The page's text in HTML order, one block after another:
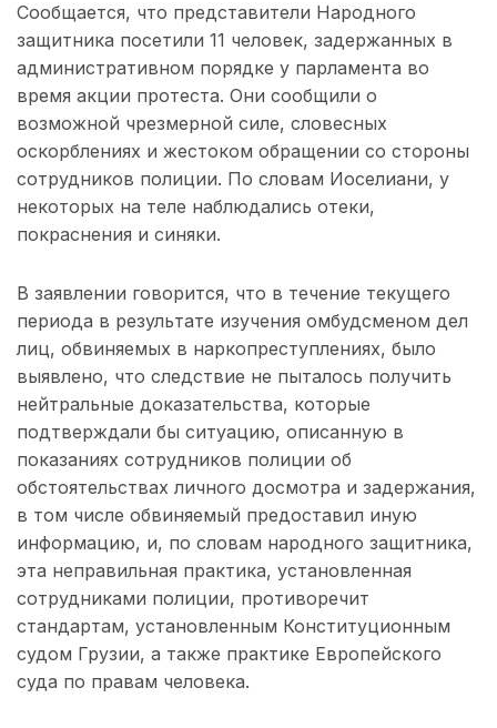
Сообщается, что представители Народного
защитника посетили 11 человек, задержанных в
административном порядке у парламента во
время акции протеста. Они сообщили о
возможной чрезмерной силе, словесных
оскорблениях и жестоком обращении со стороны
сотрудников полиции. По словам Иоселиани, у
некоторых на теле наблюдались отеки,
покраснения и синяки.
В заявлении говорится, что в течение текущего
периода в результате изучения омбудсменом дел
лиц, обвиняемых в наркопреступлениях, было
выявлено, что следствие не пыталось получить
нейтральные доказательства, которые
подтверждали бы ситуацию, описанную в
показаниях сотрудников полиции об
обстоятельствах личного досмотра и задержания,
в том числе обвиняемый предоставил иную
информацию, и, по словам народного защитника,
эта неправильная практика, установленная
сотрудниками полиции, противоречит
стандартам, установленным Конституционным
судом Грузии, а также практике Европейского
суда по правам человека.